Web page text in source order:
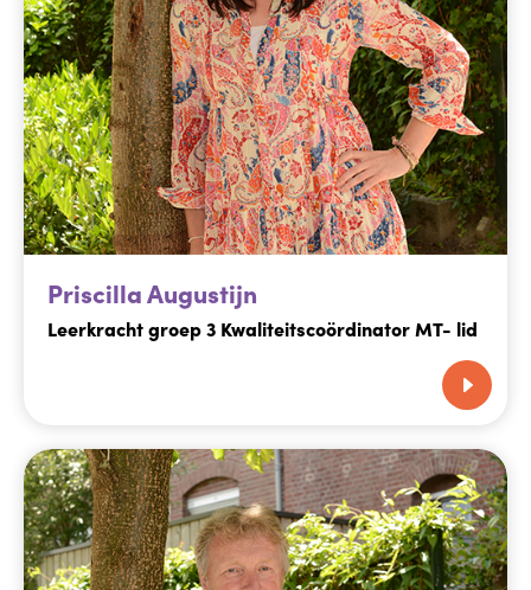
Priscilla Augustijn
Leerkracht groep 3 Kwaliteitscoördinator MT- lid